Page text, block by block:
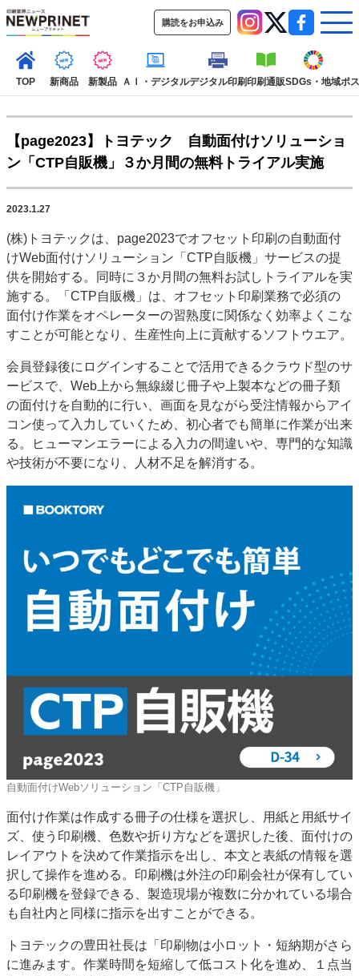
購読をお申込み
TOP 新商品 新製品 ＡＩ・デジタルデジタル印刷印刷通販SDGs・地域ポ
インデックス
新商品 新製品 ＡＩ・デジタル デジタル印刷
印刷通販
SDGs・地域
ポストプレス ビジネス イベント 信用情報
業界
市場・統計
人事・移転・異動・訃報
特集記事カテゴリー一覧
特集・デジタル印刷 アイデアで勝負！ ～多様なビジネス・多彩な商材～
JAPAN PACK 2023 特集
中古印刷機・製本機特集
2022 検査・校正特集
特集・デジタル印刷 ～ 新成長軌道を描く
案内
運営
お問い合わせ
【page2023】トヨテック 自動面付けソリューショ
ン「CTP自販機」３か月間の無料トライアル実施
2023.1.27
(株)トヨテックは、page2023でオフセット印刷の自動面付
けWeb面付けソリューション「CTP自販機」サービスの提
供を開始する。同時に３か月間の無料お試しトライアルを実
施する。「CTP自販機」は、オフセット印刷業務で必須の
面付け作業をオペレーターの習熟度に関係なく効率よくこな
すことが可能となり、生産性向上に貢献するソフトウエア。
会員登録後にログインすることで活用できるクラウド型のサ
ービスで、Web上から無線綴じ冊子や上製本などの冊子類
の面付けを自動的に行い、画面を見ながら受注情報からアイ
コン使って入力していくため、初心者でも簡単に作業が出来
る。ヒューマンエラーによる入力の間違いや、専門的な知識
や技術が不要になり、人材不足を解消する。
自動面付けWebソリューション「CTP自販機」
面付け作業は作成する冊子の仕様を選択し、用紙と用紙サイ
ズ、使う印刷機、色数や折り方などを選択した後、面付けの
レイアウトを決めて作業指示を出し、本文と表紙の情報を選
択して操作を進める。印刷機は外注の印刷会社が保有してい
る印刷機を登録できる、製造現場が複数に分かれている場合
も自社内と同様に指示を出すことができる。
トヨテックの豊田社長は「印刷物は小ロット・短納期がさら
に進みます。作業時間を短縮して低コスト化を進め、１点当